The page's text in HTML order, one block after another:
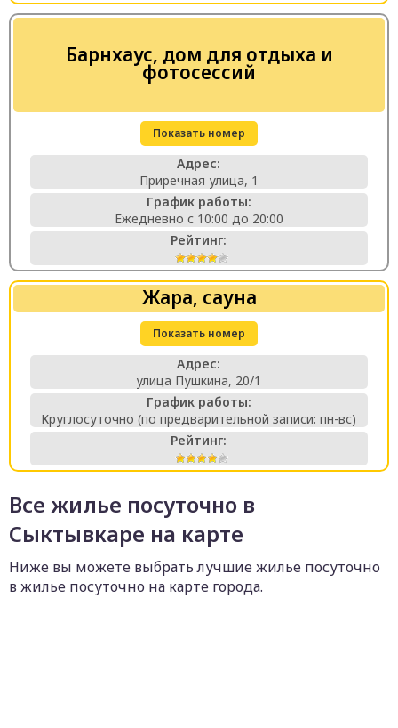
Барнхаус, дом для отдыха и
фотосессий
Показать номер
Адрес:
Приречная улица, 1
График работы:
Ежедневно с 10:00 до 20:00
Рейтинг:
Жара, сауна
Показать номер
Адрес:
улица Пушкина, 20/1
График работы:
Круглосуточно (по предварительной записи: пн-вс)
Рейтинг:
Все жилье посуточно в
Сыктывкаре на карте
Ниже вы можете выбрать лучшие жилье посуточно
в жилье посуточно на карте города.